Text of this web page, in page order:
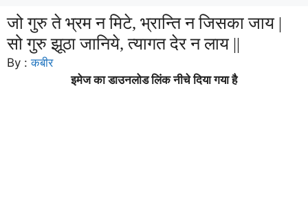
जो गुरु ते भ्रम न मिटे, भ्रान्ति न जिसका जाय |
सो गुरु झूठा जानिये, त्यागत देर न लाय ||
By :कबीर
इमेज का डाउनलोड लिंक नीचे दिया गया है